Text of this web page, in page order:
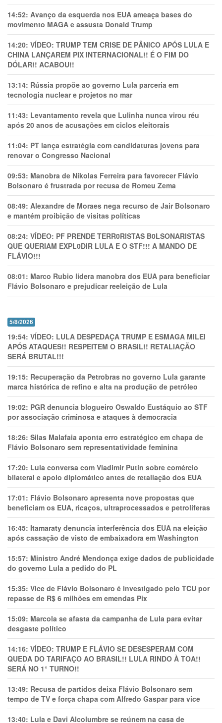
14:52: Avanço da esquerda nos EUA ameaça bases do
movimento MAGA e assusta Donald Trump
14:20: VÍDEO: TRUMP TEM CRlSE DE PÂNlCO APÓS LULA E
CHINA LANÇAREM PIX INTERNACIONAL!! É O FIM DO
DÓLAR!! ACABOU!!
13:14: Rússia propõe ao governo Lula parceria em
tecnologia nuclear e projetos no mar
11:43: Levantamento revela que Lulinha nunca virou réu
após 20 anos de acusações em ciclos eleitorais
11:04: PT lança estratégia com candidaturas jovens para
renovar o Congresso Nacional
09:53: Manobra de Nikolas Ferreira para favorecer Flávio
Bolsonaro é frustrada por recusa de Romeu Zema
08:49: Alexandre de Moraes nega recurso de Jair Bolsonaro
e mantém proibição de visitas políticas
08:24: VÍDEO: PF PRENDE TERR0RlSTAS B0LSONARlSTAS
QUE QUERIAM EXPL0DlR LULA E O STF!!! A MANDO DE
FLÁVIO!!!
08:01: Marco Rubio lidera manobra dos EUA para beneficiar
Flávio Bolsonaro e prejudicar reeleição de Lula
5/8/2026
19:54: VÍDEO: LULA DESPEDAÇA TRUMP E ESMAGA MILEI
APÓS ATAQUES!! RESPEITEM O BRASIL!! RETALIAÇÃO
SERÁ BRUTAL!!!
19:15: Recuperação da Petrobras no governo Lula garante
marca histórica de refino e alta na produção de petróleo
19:02: PGR denuncia blogueiro Oswaldo Eustáquio ao STF
por associação criminosa e ataques à democracia
18:26: Silas Malafaia aponta erro estratégico em chapa de
Flávio Bolsonaro sem representatividade feminina
17:20: Lula conversa com Vladimir Putin sobre comércio
bilateral e apoio diplomático antes de retaliação dos EUA
17:01: Flávio Bolsonaro apresenta nove propostas que
beneficiam os EUA, ricaços, ultraprocessados e petrolíferas
16:45: Itamaraty denuncia interferência dos EUA na eleição
após cassação de visto de embaixadora em Washington
15:57: Ministro André Mendonça exige dados de publicidade
do governo Lula a pedido do PL
15:35: Vice de Flávio Bolsonaro é investigado pelo TCU por
repasse de R$ 6 milhões em emendas Pix
15:09: Marcola se afasta da campanha de Lula para evitar
desgaste político
14:16: VÍDEO: TRUMP E FLÁVIO SE DESESPERAM COM
QUEDA DO TARIFAÇO AO BRASIL!! LULA RINDO À TOA!!
SERÁ NO 1° TURNO!!
13:49: Recusa de partidos deixa Flávio Bolsonaro sem
tempo de TV e força chapa com Alfredo Gaspar para vice
13:40: Lula e Davi Alcolumbre se reúnem na casa de